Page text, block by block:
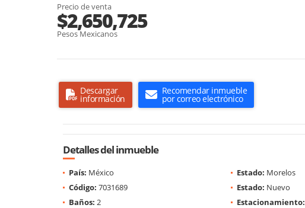
Precio de venta
$2,650,725
Pesos Mexicanos
Descargar
información
Recomendar inmueble
por correo electrónico
Detalles del inmueble
País: México Estado: Morelos
Código: 7031689 Estado: Nuevo
Baños: 2 Estacionamiento: